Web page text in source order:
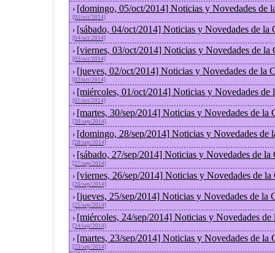
› [domingo, 05/oct/2014] Noticias y Novedades de
[05/oct/2014]
› [sábado, 04/oct/2014] Noticias y Novedades de la
[04/oct/2014]
› [viernes, 03/oct/2014] Noticias y Novedades de la
[03/oct/2014]
› [jueves, 02/oct/2014] Noticias y Novedades de la
[02/oct/2014]
› [miércoles, 01/oct/2014] Noticias y Novedades de
[01/oct/2014]
› [martes, 30/sep/2014] Noticias y Novedades de la
[30/sep/2014]
› [domingo, 28/sep/2014] Noticias y Novedades de
[28/sep/2014]
› [sábado, 27/sep/2014] Noticias y Novedades de la
[27/sep/2014]
› [viernes, 26/sep/2014] Noticias y Novedades de la
[26/sep/2014]
› [jueves, 25/sep/2014] Noticias y Novedades de la
[25/sep/2014]
› [miércoles, 24/sep/2014] Noticias y Novedades de
[24/sep/2014]
› [martes, 23/sep/2014] Noticias y Novedades de la
[23/sep/2014]